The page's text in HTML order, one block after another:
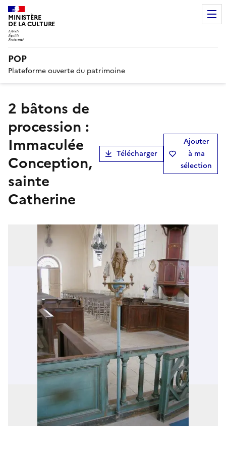
MINISTÈRE
DE LA CULTURE
POP
Plateforme ouverte du patrimoine
2 bâtons de
procession :
Immaculée
Conception,
sainte
Catherine
Télécharger
Ajouter
à ma
sélection